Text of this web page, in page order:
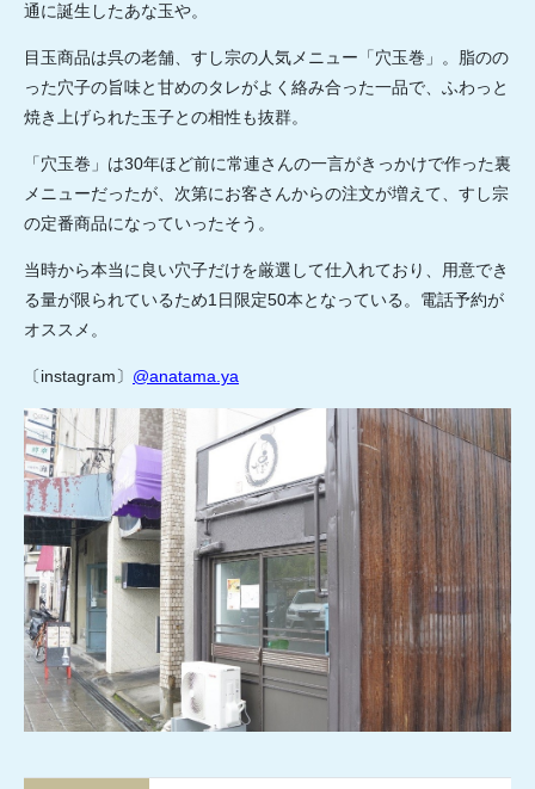
通に誕生したあな玉や。
目玉商品は呉の老舗、すし宗の人気メニュー「穴玉巻」。脂のの
った穴子の旨味と甘めのタレがよく絡み合った一品で、ふわっと
焼き上げられた玉子との相性も抜群。
「穴玉巻」は30年ほど前に常連さんの一言がきっかけで作った裏
メニューだったが、次第にお客さんからの注文が増えて、すし宗
の定番商品になっていったそう。
当時から本当に良い穴子だけを厳選して仕入れており、用意でき
る量が限られているため1日限定50本となっている。電話予約が
オススメ。
〔instagram〕 @anatama.ya